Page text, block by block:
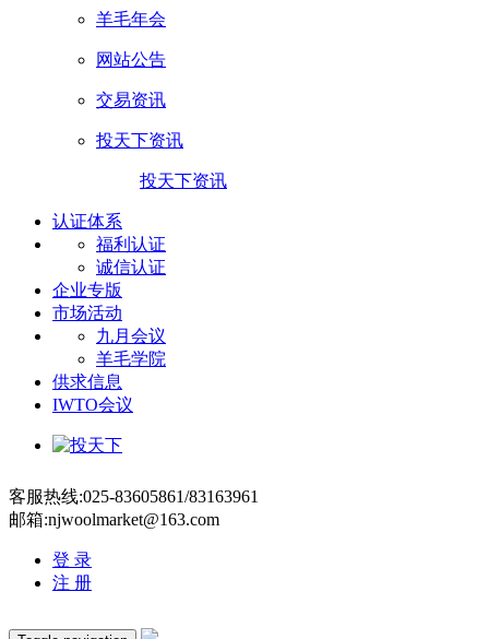
羊毛年会
网站公告
交易资讯
投天下资讯
投天下资讯
认证体系
福利认证
诚信认证
企业专版
市场活动
九月会议
羊毛学院
供求信息
IWTO会议
客服热线:025-83605861/83163961
邮箱:njwoolmarket@163.com
登 录
注 册